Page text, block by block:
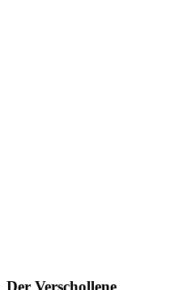
Der Verschollene